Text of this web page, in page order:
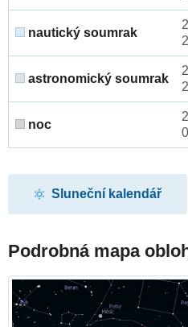
nautický soumrak
astronomický soumrak
noc
Sluneční kalendář
Podrobná mapa